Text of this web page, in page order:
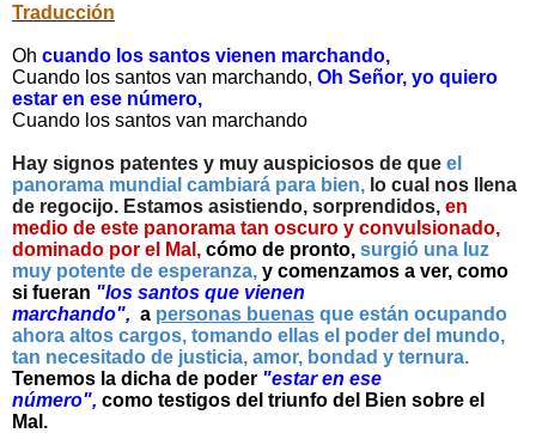
Traducción
Oh cuando los santos vienen marchando,
Cuando los santos van marchando, Oh Señor, yo quiero
estar en ese número,
Cuando los santos van marchando
Hay signos patentes y muy auspiciosos de que el
panorama mundial cambiará para bien, lo cual nos llena
de regocijo. Estamos asistiendo, sorprendidos, en
medio de este panorama tan oscuro y convulsionado,
dominado por el Mal, cómo de pronto, surgió una luz
muy potente de esperanza, y comenzamos a ver, como
si fueran "los santos que vienen
marchando", a personas buenas que están ocupando
ahora altos cargos, tomando ellas el poder del mundo,
tan necesitado de justicia, amor, bondad y ternura.
Tenemos la dicha de poder "estar en ese
número", como testigos del triunfo del Bien sobre el
Mal.